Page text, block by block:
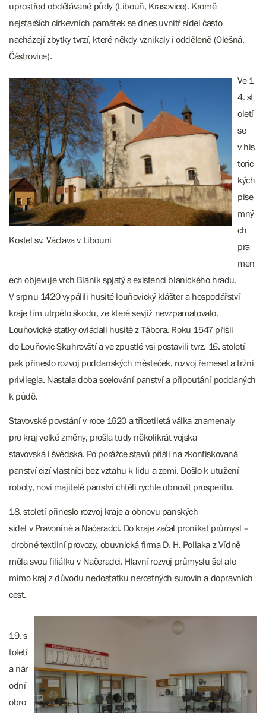
uprostřed obdělávané půdy (Libouň, Krasovice). Kromě
nejstarších církevních památek se dnes uvnitř sídel často
nacházejí zbytky tvrzí, které někdy vznikaly i odděleně (Olešná,
Částrovice).
Kostel sv. Václava v Libouni
Ve 1
4. st
oletí
se
v his
toric
kých
píse
mný
ch
pra
men
ech objevuje vrch Blaník spjatý s existencí blanického hradu.
V srpnu 1420 vypálili husité louňovický klášter a hospodářství
kraje tím utrpělo škodu, ze které sevjiž nevzpamatovalo.
Louňovické statky ovládali husité z Tábora. Roku 1547 přišli
do Louňovic Skuhrovští a ve zpustlé vsi postavili tvrz. 16. století
pak přineslo rozvoj poddanských městeček, rozvoj řemesel a tržní
privilegia. Nastala doba scelování panství a připoutání poddaných
k půdě.
Stavovské povstání v roce 1620 a třicetiletá válka znamenaly
pro kraj velké změny, prošla tudy několikrát vojska
stavovská i švédská. Po porážce stavů přišli na zkonfiskovaná
panství cizí vlastníci bez vztahu k lidu a zemi. Došlo k utužení
roboty, noví majitelé panství chtěli rychle obnovit prosperitu.
18. století přineslo rozvoj kraje a obnovu panských
sídel v Pravoníně a Načeradci. Do kraje začal pronikat průmysl –
drobné textilní provozy, obuvnická firma D. H. Pollaka z Vídně
měla svou filiálku v Načeradci. Hlavní rozvoj průmyslu šel ale
mimo kraj z důvodu nedostatku nerostných surovin a dopravních
cest.
19. s
toletí
a nár
odní
obro